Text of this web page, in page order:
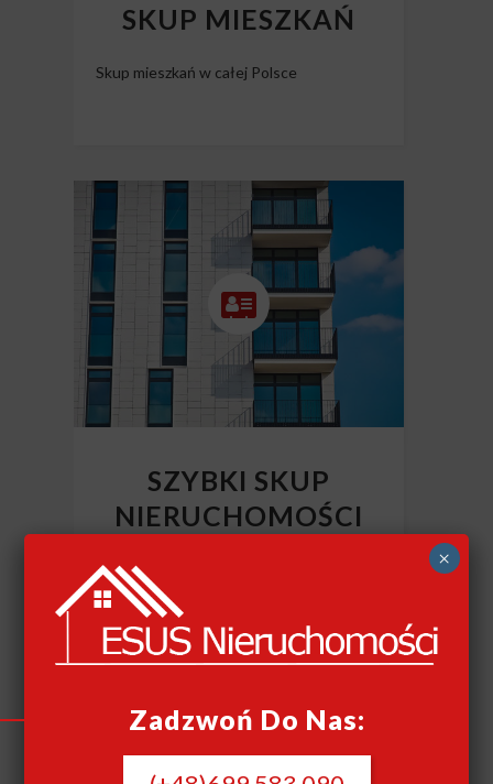
SKUP MIESZKAŃ
Skup mieszkań w całej Polsce
SZYBKI SKUP
NIERUCHOMOŚCI
Szybki skup nieruchomości
Zadzwoń Do Nas:
×